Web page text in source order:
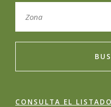
CONSULTA EL